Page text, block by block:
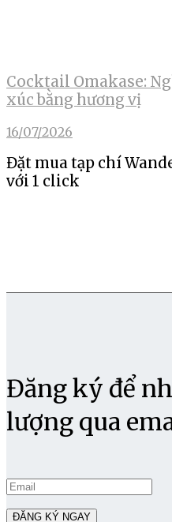
Cocktail Omakase:
xúc bằng hương vị
16/07/2026
Đặt mua tạp chí
với 1 click
Đăng ký để
lượng qua